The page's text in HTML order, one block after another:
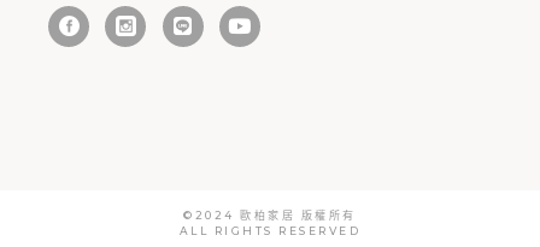
©2024 歐柏家居 版權所有
ALL RIGHTS RESERVED